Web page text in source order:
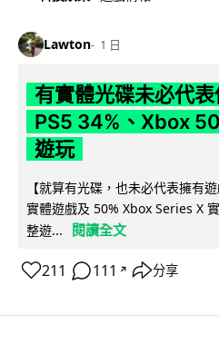
Lawton 1 日
有實體光碟未必代表
PS5 34%、Xbox
遊玩
【就算有光碟，也未必代表擁有
實體遊戲及 50% Xbox Series X
整遊...
閱讀全文
211 111 ↗ 分享